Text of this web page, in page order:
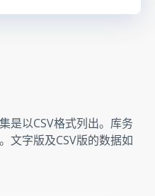
是以CSV格式列出。库务
文字版及CSV版的数据如